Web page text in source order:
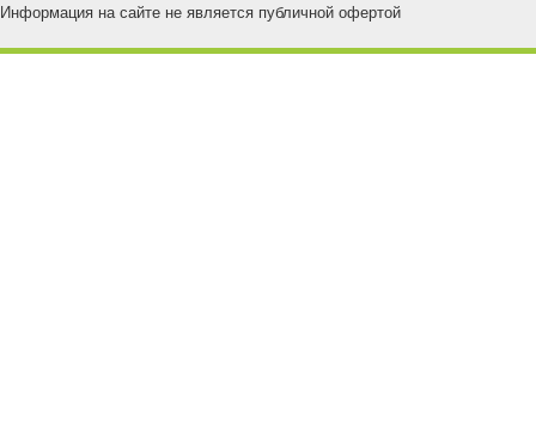
Информация на сайте не является публичной офертой